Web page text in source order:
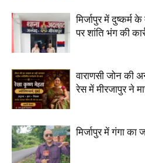
मिर्जापुर में दुष्कर्म
पर शांति भंग की
वाराणसी जोन की
रेस में मीरजापुर ने
मिर्जापुर में गंगा का